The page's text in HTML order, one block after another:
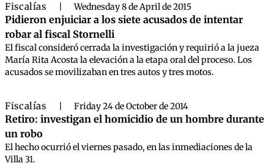
Fiscalías Wednesday 8 de April de 2015
Pidieron enjuiciar a los siete acusados de intentar
robar al fiscal Stornelli
El fiscal consideró cerrada la investigación y requirió a la jueza
María Rita Acosta la elevación a la etapa oral del proceso. Los
acusados se movilizaban en tres autos y tres motos.
Fiscalías Friday 24 de October de 2014
Retiro: investigan el homicidio de un hombre durante
un robo
El hecho ocurrió el viernes pasado, en las inmediaciones de la
Villa 31.